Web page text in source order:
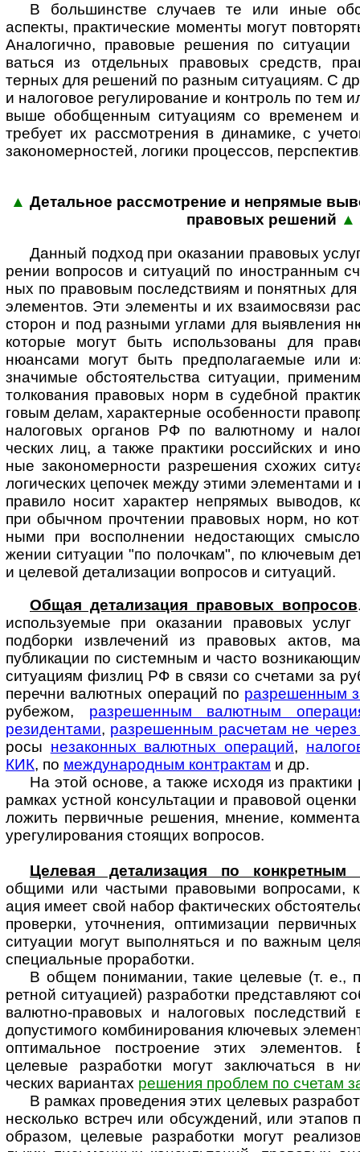
В большинстве случаев те или иные
аспекты, практи­ческие моменты могут
Анало­гично, правовые решения по
ваться из отдель­ных правовых средств,
терных для решений по разным ситуациям. С
и нало­говое регули­рование и конт­роль по тем
выше обоб­щен­ным ситу­ациям со временем
требует их рассмот­рения в дина­мике, с
законо­мер­ностей, логики процессов,
▲ Детальное рассмотрение и непрямые
пра­во­вых ре­шений ▲
Данный подход при оказании правовых
рении вопросов и ситу­аций по ино­стран­ным
ных по право­вым послед­ствиям и понят­ных
элемен­тов. Эти элементы и их взаимо­связи
сторон и под разными углами для выяв­ления
которые могут быть исполь­зованы для
нюансами могут быть предпола­гаемые или
значимые обстоя­тельства ситуации,
толкования правовых норм в судебной
говым делам, харак­терные особен­ности
нало­говых органов РФ по валют­ному и
ческих лиц, а также практики россий­ских и
ные законо­мер­ности разре­шения схожих
логи­ческих цепо­чек между этими элемен­тами и
правило носит харак­тер непрямых выводов,
при обычном прочте­нии право­вых норм, но
ными при воспол­нении недоста­ющих
жении ситу­ации "по полочкам", по ключевым
и целе­вой детали­зации вопро­сов и ситуаций.
Общая детализация правовых вопросов
исполь­зуемые при оказании право­вых услуг
подборки извле­чений из правовых актов,
публи­кации по систем­ным и часто
ситу­ациям физлиц РФ в связи со счетами за
перечни валютных операций по разре­шенным
рубежом, разре­шенным валют­ным
резиден­тами, разре­шенным рас­четам не
росы неза­конных валют­ных опера­ций,
КИК, по междуна­родным конт­рактам и др.
На этой основе, а также исходя из
рамках устной консуль­тации и право­вой
ложить первич­ные решения, мнение,
уре­гу­ли­рования стоящих вопросов.
Целевая детализация по конкретным
общими или частыми право­выми воп­ро­сами,
ация имеет свой набор факти­ческих
про­верки, уточ­нения, оптими­зации
ситу­ации могут выпол­няться и по важ­ным
специ­альные прора­ботки.
В общем понимании, такие целевые (т. е.,
ретной ситу­ацией) разра­ботки пред­став­ляют
валютно-­право­вых и нало­говых
допусти­мого комбини­рования ключе­вых
оптима­льное постро­ение этих элемен­тов.
целевые разра­ботки могут заклю­чаться в
ческих вари­антах реше­ния проб­лем по счетам
В рамках проведения этих целевых
несколько встреч или обсуж­дений, или эта­пов
образом, целевые разра­ботки могут